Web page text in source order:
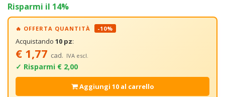
Risparmi il 14%
🔥 OFFERTA QUANTITÀ -10%
Acquistando 10 pz:
€ 1,77 cad. IVA escl.
✓ Risparmi € 2,00
Aggiungi 10 al carrello